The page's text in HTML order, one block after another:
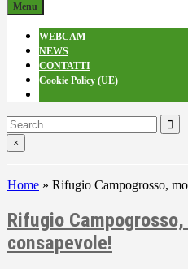
Menu
WEBCAM
NEWS
CONTATTI
Cookie Policy (UE)
Search
for:
×
Home » Rifugio Campogrosso,
Rifugio
consapevole!